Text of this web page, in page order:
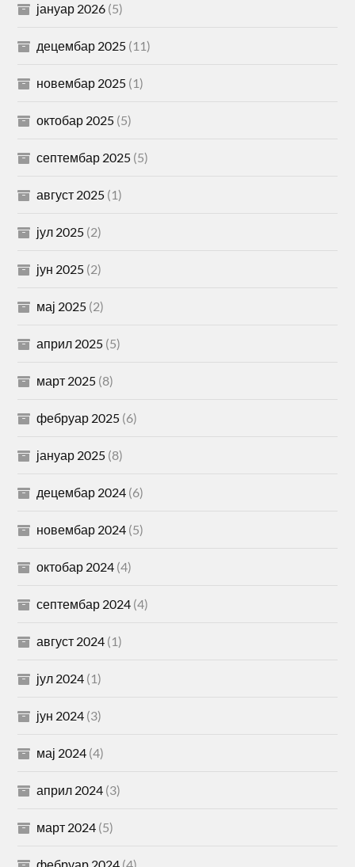
јануар 2026 (5)
децембар 2025 (11)
новембар 2025 (1)
октобар 2025 (5)
септембар 2025 (5)
август 2025 (1)
јул 2025 (2)
јун 2025 (2)
мај 2025 (2)
април 2025 (5)
март 2025 (8)
фебруар 2025 (6)
јануар 2025 (8)
децембар 2024 (6)
новембар 2024 (5)
октобар 2024 (4)
септембар 2024 (4)
август 2024 (1)
јул 2024 (1)
јун 2024 (3)
мај 2024 (4)
април 2024 (3)
март 2024 (5)